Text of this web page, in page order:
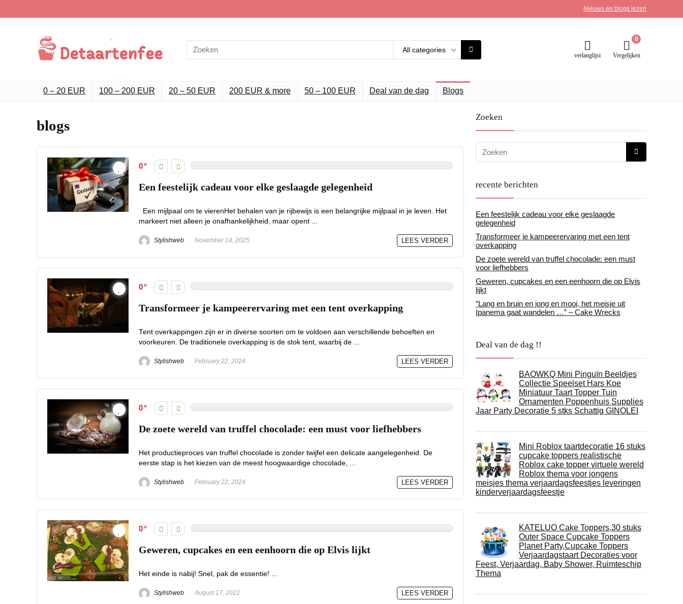
Nieuws en blogs lezen
Search
for:
All categories
verlanglijst
0
Vergelijken
0 – 20 EUR 100 – 200 EUR 20 – 50 EUR 200 EUR & more 50 – 100 EUR Deal van de dag Blogs
blogs
0
Een feestelijk cadeau voor elke geslaagde gelegenheid
Een mijlpaal om te vierenHet behalen van je rijbewijs is een belangrijke mijlpaal in je leven. Het
markeert niet alleen je onafhankelijkheid, maar opent ...
Stylishweb November 14, 2025 LEES VERDER
0
Transformeer je kampeerervaring met een tent overkapping
Tent overkappingen zijn er in diverse soorten om te voldoen aan verschillende behoeften en
voorkeuren. De traditionele overkapping is de stok tent, waarbij de ...
Stylishweb February 22, 2024 LEES VERDER
0
De zoete wereld van truffel chocolade: een must voor liefhebbers
Het productieproces van truffel chocolade is zonder twijfel een delicate aangelegenheid. De
eerste stap is het kiezen van de meest hoogwaardige chocolade, ...
Stylishweb February 22, 2024 LEES VERDER
0
Geweren, cupcakes en een eenhoorn die op Elvis lijkt
Het einde is nabij! Snel, pak de essentie! ...
Stylishweb August 17, 2022 LEES VERDER
Zoeken
recente berichten
Een feestelijk cadeau voor elke geslaagde
gelegenheid
Transformeer je kampeerervaring met een tent
overkapping
De zoete wereld van truffel chocolade: een must
voor liefhebbers
Geweren, cupcakes en een eenhoorn die op Elvis
lijkt
“Lang en bruin en jong en mooi, het meisje uit
Ipanema gaat wandelen …” – Cake Wrecks
Deal van de dag !!
BAOWKQ Mini Pinguïn Beeldjes
Collectie Speelset Hars Koe
Miniatuur Taart Topper Tuin
Ornamenten Poppenhuis Supplies
Jaar Party Decoratie 5 stks Schattig GINOLEI
Mini Roblox taartdecoratie 16 stuks
cupcake toppers realistische
Roblox cake topper virtuele wereld
Roblox thema voor jongens
meisjes thema verjaardagsfeestjes leveringen
kinderverjaardagsfeestje
KATELUO Cake Toppers,30 stuks
Outer Space Cupcake Toppers
Planet Party,Cupcake Toppers
Verjaardagstaart Decoraties voor
Feest, Verjaardag, Baby Shower, Ruimteschip
Thema